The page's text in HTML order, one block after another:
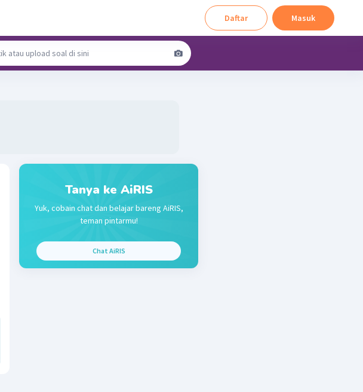
Daftar Masuk
Tanya ke AiRIS
Yuk, cobain chat dan belajar bareng AiRIS,
teman pintarmu!
Chat AiRIS